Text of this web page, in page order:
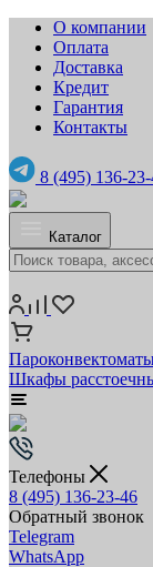
О компании
Оплата
Доставка
Кредит
Гарантия
Контакты
8 (495) 136-
Каталог
Шкафы
Телефоны
8 (495) 136-23-46
Обратный звонок
Telegram
WhatsApp